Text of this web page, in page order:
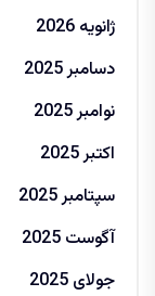
ژانویه 2026
دسامبر 2025
نوامبر 2025
اکتبر 2025
سپتامبر 2025
آگوست 2025
جولای 2025